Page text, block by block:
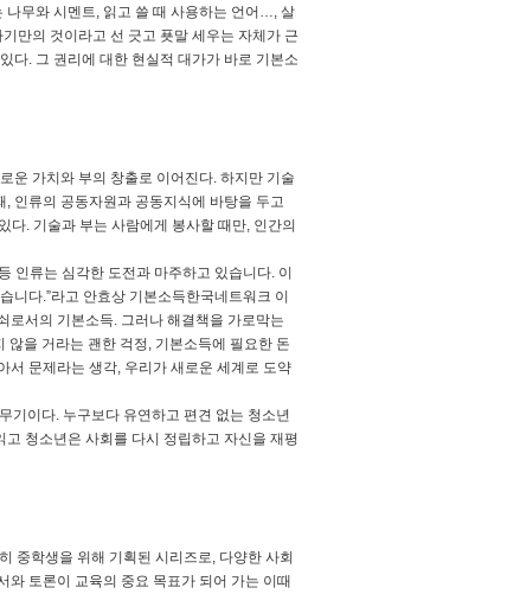
나무와 시멘트, 읽고 쓸 때 사용하는 언어…, 살
만의 것이라고 선 긋고 푯말 세우는 자체가 근
다. 그 권리에 대한 현실적 대가가 바로 기본소
운 가치와 부의 창출로 이어진다. 하지만 기술
인류의 공동자원과 공동지식에 바탕을 두고
다. 기술과 부는 사람에게 봉사할 때만, 인간의
인류는 심각한 도전과 마주하고 있습니다. 이
니다.”라고 안효상 기본소득한국네트워크 이
로서의 기본소득. 그러나 해결책을 가로막는
을 거라는 괜한 걱정, 기본소득에 필요한 돈
서 문제라는 생각, 우리가 새로운 세계로 도약
기이다. 누구보다 유연하고 편견 없는 청소년
청소년은 사회를 다시 정립하고 자신을 재평
중학생을 위해 기획된 시리즈로, 다양한 사회
와 토론이 교육의 중요 목표가 되어 가는 이때